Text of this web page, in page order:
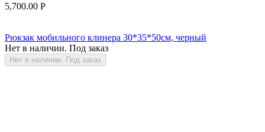
5,700.00 Р
Рюкзак мобильного клинера 30*35*50см, черный
Нет в наличии. Под заказ
Нет в наличии. Под заказ